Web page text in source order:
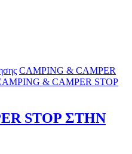
CAMPING & CAMPER
& CAMPER STOP
STOP ΣΤΗΝ